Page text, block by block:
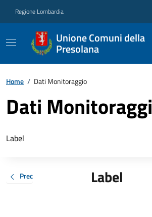
Regione Lombardia
Unione Comuni della
Presolana
Home / Dati Monitoraggio
Dati
Label
Prec Label